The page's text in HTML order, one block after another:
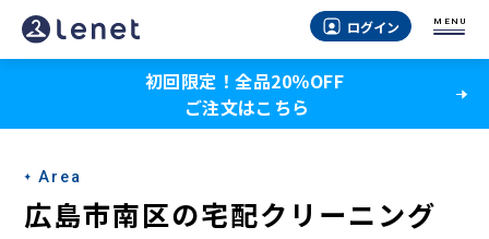
広
島
南
区
の
ログイン MENU
初回限定！全品20％OFF
ご注文はこちら
Area
広島市南区の宅配クリーニング